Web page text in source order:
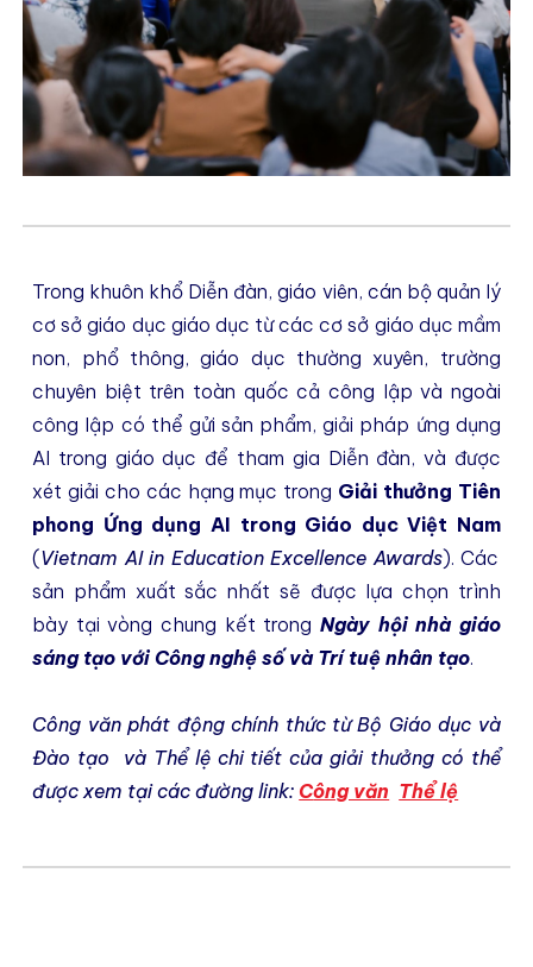
Trong khuôn khổ Diễn đàn, giáo viên, cán bộ quản lý
cơ sở giáo dục giáo dục từ các cơ sở giáo dục mầm
non, phổ thông, giáo dục thường xuyên, trường
chuyên biệt trên toàn quốc cả công lập và ngoài
công lập có thể gửi sản phẩm, giải pháp ứng dụng
AI trong giáo dục để tham gia Diễn đàn, và được
xét giải cho các hạng mục trong Giải thưởng Tiên
phong Ứng dụng AI trong Giáo dục Việt Nam
(Vietnam AI in Education Excellence Awards).Các
sản phẩm xuất sắc nhất sẽ được lựa chọn trình
bày tại vòng chung kết trong Ngày hội nhà giáo
sáng tạo với Công nghệ số và Trí tuệ nhân tạo.
Công văn phát động chính thức từ Bộ Giáo dục và
Đào tạo và Thể lệ chi tiết của giải thưởng có thể
được xem tại các đường link: Công văn Thể lệ